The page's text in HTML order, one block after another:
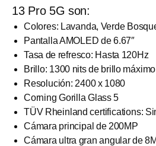
13 Pro 5G son:
Colores: Lavanda, Verde
Pantalla AMOLED de 6.67″
Tasa de refresco: Hasta 120Hz
Brillo: 1300 nits de brillo máximo
Resolución: 2400 x 1080
Corning Gorilla Glass 5
TÜV Rheinland certifications:
Cámara principal de 200MP
Cámara ultra gran angular de